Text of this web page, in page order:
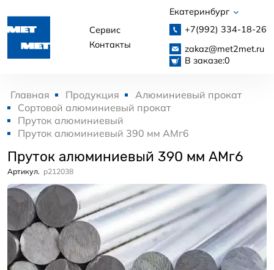
Сервис
Контакты
Екатеринбург
+7(992) 334-18-26
zakaz@met2met.ru
В заказе:0
Главная Продукция
Алюминиевый прокат
Сортовой алюминиевый прокат
Пруток алюминиевый
Пруток алюминиевый 390 мм АМг6
Пруток алюминиевый 390 мм АМг6
Артикул. p212038